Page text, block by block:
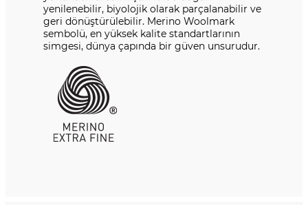
yenilenebilir, biyolojik olarak parçalanabilir ve
geri dönüştürülebilir. Merino Woolmark
sembolü, en yüksek kalite standartlarının
simgesi, dünya çapında bir güven unsurudur.